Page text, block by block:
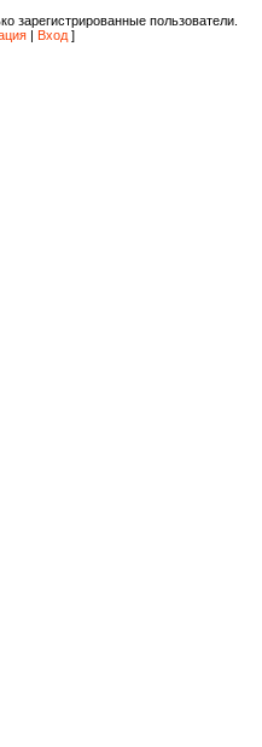
зарегистрированные пользователи.
| Вход ]